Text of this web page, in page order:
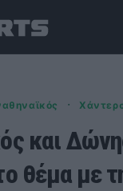
·
και
θέμα με